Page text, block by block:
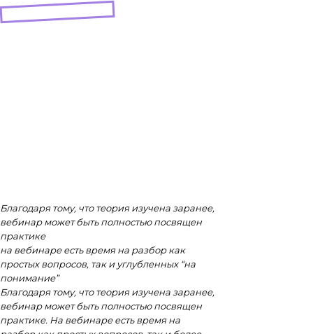
Благодаря тому, что теория изучена заранее,
вебинар может быть полностью посвящен
практике
на вебинаре есть время на разбор как
простых вопросов, так и углубленных “на
понимание”
Благодаря тому, что теория изучена заранее,
вебинар может быть полностью посвящен
практике. На вебинаре есть время на